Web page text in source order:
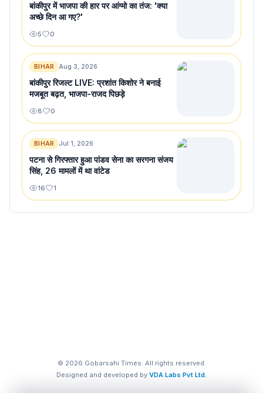
बांकीपुर में भाजपा की हार पर आंग्मो का तंज: 'क्या
अच्छे दिन आ गए?'
5 0
BIHAR Aug 3, 2026
बांकीपुर रिजल्ट LIVE: प्रशांत किशोर ने बनाई
मजबूत बढ़त, भाजपा-राजद पिछड़े
8 0
BIHAR Jul 1, 2026
पटना से गिरफ्तार हुआ पांडव सेना का सरगना संजय
सिंह, 26 मामलों में था वांटेड
16 1
© 2026 Gobarsahi Times. All rights reserved.
Designed and developed by VDA Labs Pvt Ltd.